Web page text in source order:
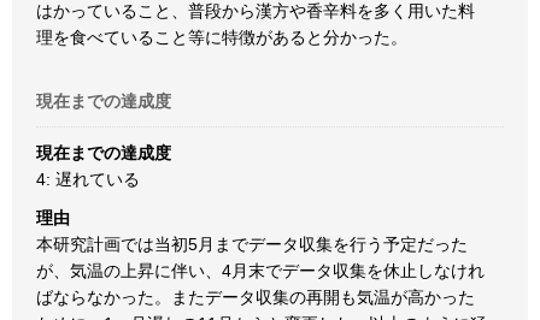
はかっていること、普段から漢方や香辛料を多く用いた料
理を食べていること等に特徴があると分かった。
現在までの達成度
現在までの達成度
4: 遅れている
理由
本研究計画では当初5月までデータ収集を行う予定だった
が、気温の上昇に伴い、4月末でデータ収集を休止しなけれ
ばならなかった。またデータ収集の再開も気温が高かった